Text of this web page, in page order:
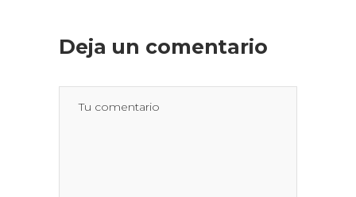
Deja un comentario